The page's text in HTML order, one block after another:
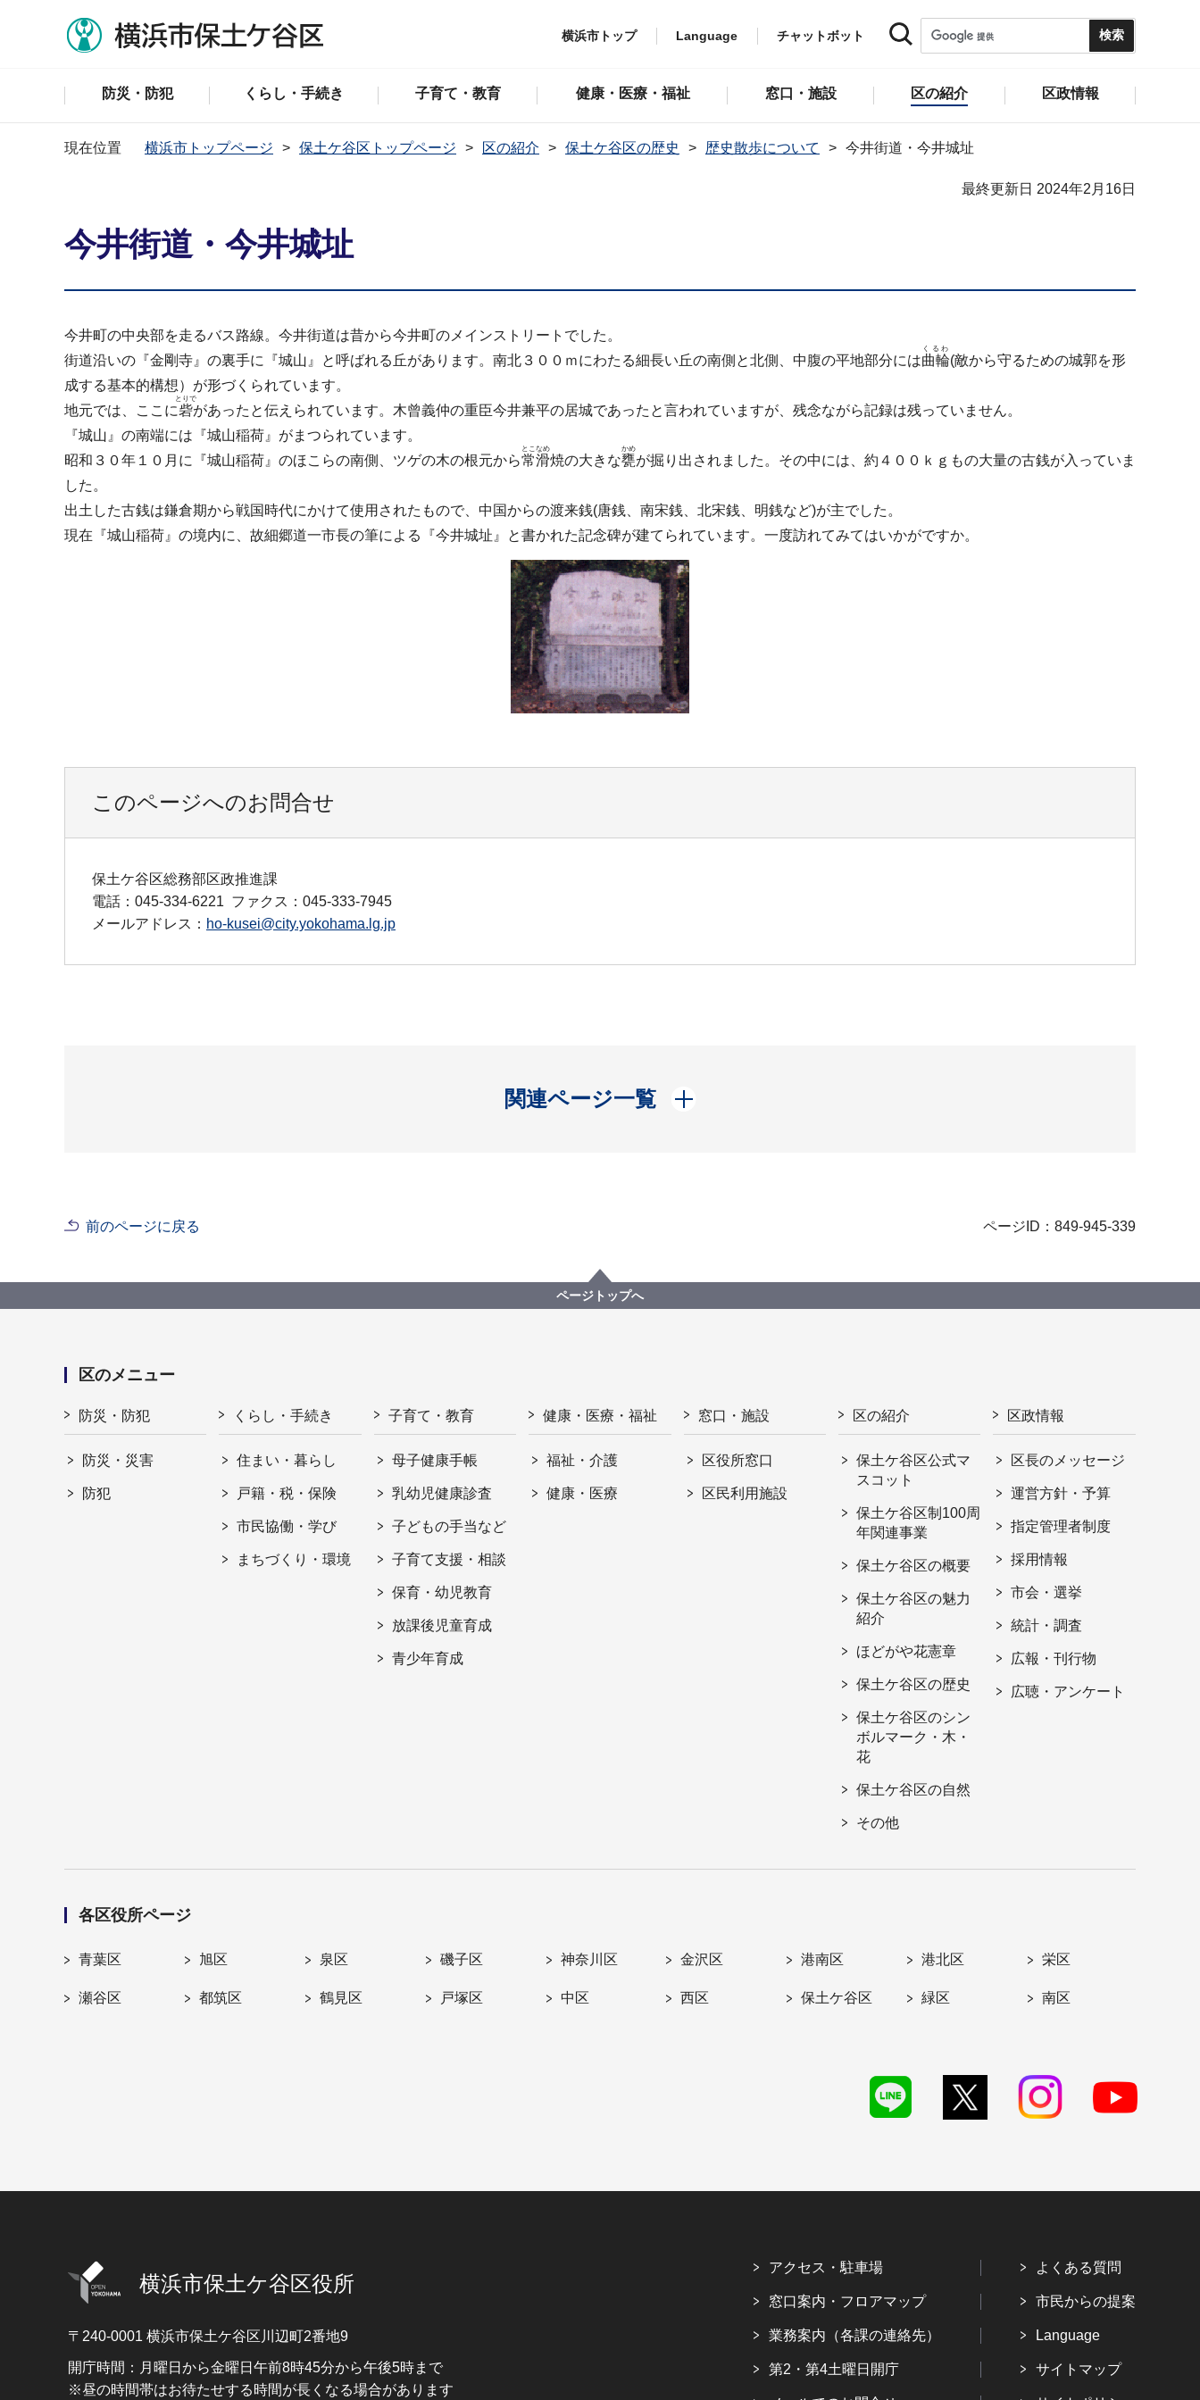
横浜市トップ Language チャットボット
防災・防犯 くらし・手続き 子育て・教育 健康・医療・福祉 窓口・施設 区の紹介 区政情報
現在位置 横浜市トップページ 保土ケ谷区トップページ 区の紹介 保土ケ谷区の歴史 歴史散歩について 今井街道・今井城址
最終更新日 2024年2月16日
今井街道・今井城址
今井町の中央部を走るバス路線。今井街道は昔から今井町のメインストリートでした。
街道沿いの『金剛寺』の裏手に『城山』と呼ばれる丘があります。南北３００ｍにわたる細長い丘の南側と北側、中腹の平地部分には曲輪
くるわ
(敵から守るための城郭を形
成する基本的構想）が形づくられています。
地元では、ここに砦
とりで
があったと伝えられています。木曾義仲の重臣今井兼平の居城であったと言われていますが、残念ながら記録は残っていません。
『城山』の南端には『城山稲荷』がまつられています。
昭和３０年１０月に『城山稲荷』のほこらの南側、ツゲの木の根元から常滑
とこなめ
焼の大きな甕
かめ
が掘り出されました。その中には、約４００ｋｇもの大量の古銭が入っていま
した。
出土した古銭は鎌倉期から戦国時代にかけて使用されたもので、中国からの渡来銭(唐銭、南宋銭、北宋銭、明銭など)が主でした。
現在『城山稲荷』の境内に、故細郷道一市長の筆による『今井城址』と書かれた記念碑が建てられています。一度訪れてみてはいかがですか。
このページへのお問合せ
保土ケ谷区総務部区政推進課
電話：045-334-6221 ファクス：045-333-7945
メールアドレス： ho-kusei@city.yokohama.lg.jp
関連ページ一覧
開く
前のページに戻る ページID：849-945-339
ページトップへ
区のメニュー
防災・防犯
防災・災害
防犯
くらし・手続き
住まい・暮らし
戸籍・税・保険
市民協働・学び
まちづくり・環境
子育て・教育
母子健康手帳
乳幼児健康診査
子どもの手当など
子育て支援・相談
保育・幼児教育
放課後児童育成
青少年育成
健康・医療・福祉
福祉・介護
健康・医療
窓口・施設
区役所窓口
区民利用施設
区の紹介
保土ケ谷区公式マ
スコット
保土ケ谷区制100周
年関連事業
保土ケ谷区の概要
保土ケ谷区の魅力
紹介
ほどがや花憲章
保土ケ谷区の歴史
保土ケ谷区のシン
ボルマーク・木・
花
保土ケ谷区の自然
その他
区政情報
区長のメッセージ
運営方針・予算
指定管理者制度
採用情報
市会・選挙
統計・調査
広報・刊行物
広聴・アンケート
各区役所ページ
青葉区 旭区 泉区 磯子区 神奈川区 金沢区 港南区 港北区 栄区
瀬谷区 都筑区 鶴見区 戸塚区 中区 西区 保土ケ谷区 緑区 南区
横浜市保土ケ谷区役所
〒240-0001 横浜市保土ケ谷区川辺町2番地9
開庁時間：月曜日から金曜日午前8時45分から午後5時まで
※昼の時間帯はお待たせする時間が長くなる場合があります
アクセス・駐車場
窓口案内・フロアマップ
業務案内（各課の連絡先）
第2・第4土曜日開庁
よくある質問
市民からの提案
Language
サイトマップ